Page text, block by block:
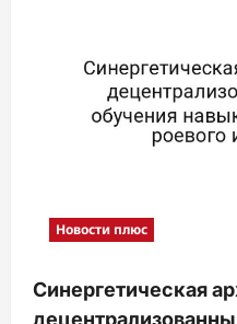
Новости плюс
Синергетическая